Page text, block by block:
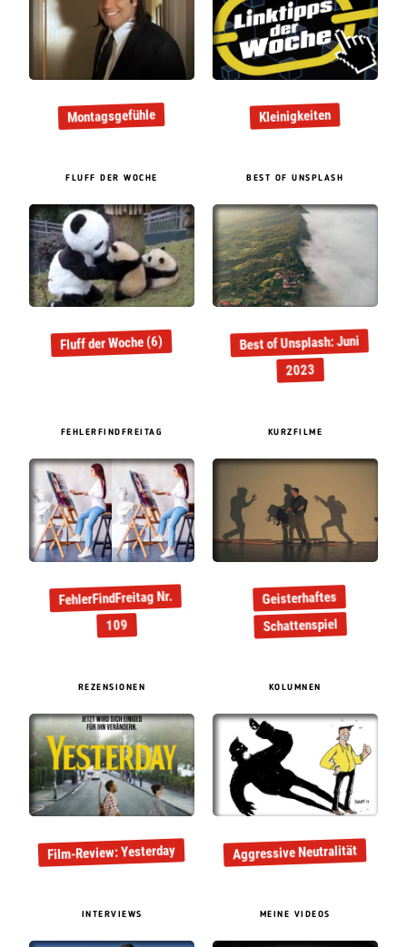
Montagsgefühle Kleinigkeiten
FLUFF DER WOCHE
Fluff der Woche (6)
BEST OF UNSPLASH
Best of Unsplash: Juni
2023
FEHLERFINDFREITAG
FehlerFindFreitag Nr.
109
KURZFILME
Geisterhaftes
Schattenspiel
REZENSIONEN
Film-Review: Yesterday
KOLUMNEN
Aggressive Neutralität
INTERVIEWS MEINE VIDEOS